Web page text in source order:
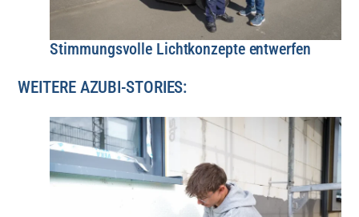
Stimmungsvolle Lichtkonzepte entwerfen
WEITERE AZUBI-STORIES: